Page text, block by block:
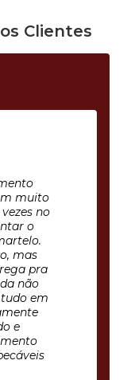
Clientes
muito
no
o
mas
pra
não
em
e